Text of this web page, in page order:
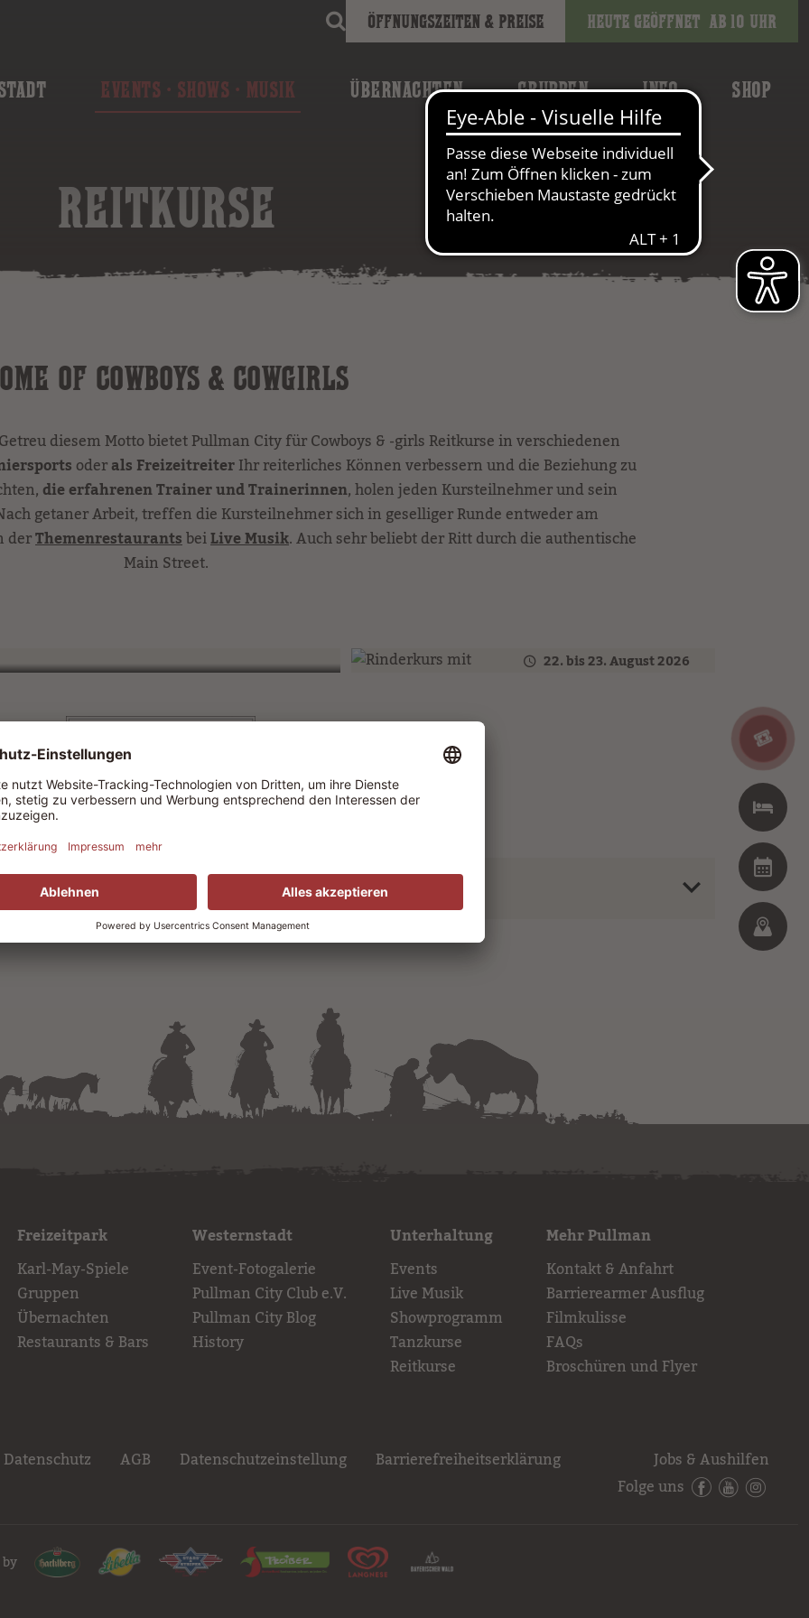
EVENTS · SHOWS · MUSIK ÜBERNACHTEN GRUPPEN INFO SHOP
Öffnungszeiten & Preise Heute geöffnet ab 10 Uhr
REITKURSE
OF COWBOYS & COWGIRLS
diesem Motto bietet Pullman City für Cowboys & -girls Reitkurse in verschiedenen
oderals FreizeitreiterIhr reiterliches Können verbessern und die Beziehung zu
die erfahrenen Trainer und Trainerinnen, holen jeden Kursteilnehmer und sein
getaner Arbeit, treffen die Kursteilnehmer sich in geselliger Runde entweder am
derThemenrestaurantsbeiLive Musik. Auch sehr beliebt der Ritt durch die authentische
Main Street.
22. bis 23. August 2026
Pferdetrainer, Lassokünstler, Perfektionist mit Herz
FÜR REITKURSE ANMELDEN!
Freizeitpark
Karl-May-Spiele
Gruppen
Übernachten
Restaurants & Bars
Westernstadt
Event-Fotogalerie
Pullman City Club e.V.
Pullman City Blog
History
Unterhaltung
Events
Live Musik
Showprogramm
Tanzkurse
Reitkurse
Mehr Pullman
Kontakt & Anfahrt
Barrierearmer Ausflug
Filmkulisse
FAQs
Broschüren und Flyer
Datenschutz AGB Datenschutzeinstellung Barrierefreiheitserklärung
Jobs & Aushilfen
Folge uns Facebook
YouTube